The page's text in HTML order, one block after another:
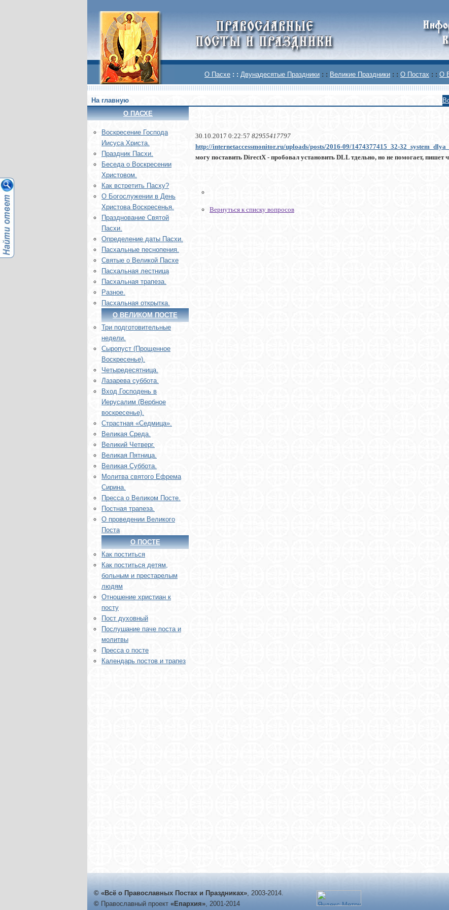
О Пасхе : : Двунадесятые Праздники : : Великие Праздники : : О Постах : : О
На главную
О ПАСХЕ
Воскреcение Господа
Иисуса Христа.
Праздник Пасхи.
Беседа о Воскресении
Христовом.
Как встретить Пасху?
О Богослужении в День
Христова Воскресенья.
Празднование Святой
Пасхи.
Определение даты Пасхи.
Пасхальные песнопения.
Святые о Великой Пасхе
Пасхальная лестница
Пасхальная трапеза.
Разное.
Пасхальная открытка.
О ВЕЛИКОМ ПОСТЕ
Три подготовительные
недели.
Сыропуст (Прощенное
Воскресенье).
Четыредесятница.
Лазарева суббота.
Вход Господень в
Иерусалим (Вербное
воскресенье).
Страстная «Седмица».
Великая Среда.
Великий Четверг.
Великая Пятница.
Великая Суббота.
Молитва святого Ефрема
Сирина.
Пресса о Великом Посте.
Постная трапеза.
О проведении Великого
Поста
О ПОСТЕ
Как поститься
Как поститься детям,
больным и престарелым
людям
Отношение христиан к
посту
Пост духовный
Послушание паче поста и
молитвы
Пресса о посте
Календарь постов и трапез
30.10.2017 0:22:57 82955417797
http://internetaccessmonitor.ru/uploads/posts/2016-09/1474377415_32-
могу поставить DirectX - пробовал установить DLL тдельно, но не помогает, пишет
Вернуться к списку вопросов
© «Всё о Православных Постах и Праздниках», 2003-2014.
© Православный проект «Епархия», 2001-2014